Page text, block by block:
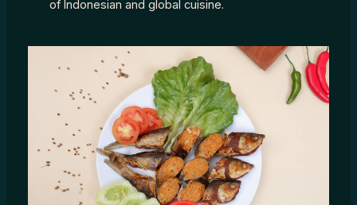
of Indonesian and global cuisine.